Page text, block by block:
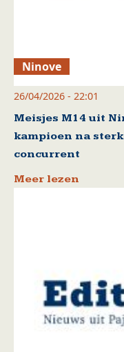
Ninove
26/04/2026 - 22:01
Meisjes M14 uit
kampioen na
concurrent
Meer lezen